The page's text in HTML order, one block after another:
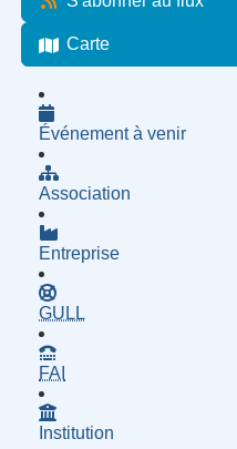
Carte
Événement à venir
Association
Entreprise
GULL
FAI
Institution